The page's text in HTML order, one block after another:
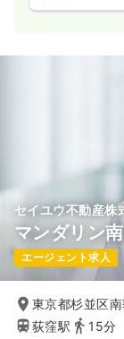
セイユウ不動産株
マンダリン
エージェント求人
東京都杉並区
荻窪駅
15分